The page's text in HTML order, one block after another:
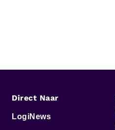
Direct Naar
LogiNews